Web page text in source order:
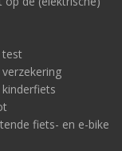
test
fiets- en e-bike